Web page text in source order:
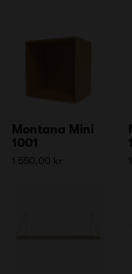
Montana Mini
1001
1 550,00 kr